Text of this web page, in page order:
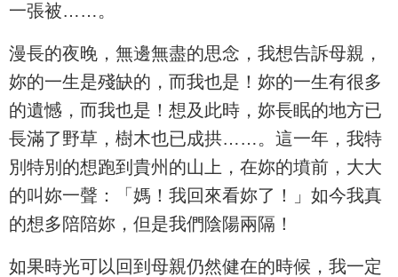
一張被……。
漫長的夜晚，無邊無盡的思念，我想告訴母親，
妳的一生是殘缺的，而我也是！妳的一生有很多
的遺憾，而我也是！想及此時，妳長眠的地方已
長滿了野草，樹木也已成拱……。這一年，我特
別特別的想跑到貴州的山上，在妳的墳前，大大
的叫妳一聲：「媽！我回來看妳了！」如今我真
的想多陪陪妳，但是我們陰陽兩隔！
如果時光可以回到母親仍然健在的時候，我一定